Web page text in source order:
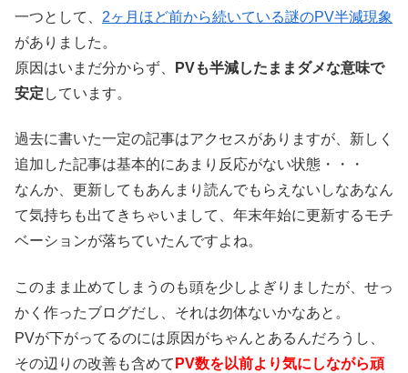
一つとして、 2ヶ月ほど前から続いている謎のPV半減現象
がありました。
原因はいまだ分からず、
PVも半減したままダメな意味で
安定 しています。
過去に書いた一定の記事はアクセスがありますが、新しく
追加した記事は基本的にあまり反応がない状態・・・
なんか、更新してもあんまり読んでもらえないしなあなん
て気持ちも出てきちゃいまして、年末年始に更新するモチ
ベーションが落ちていたんですよね。
このまま止めてしまうのも頭を少しよぎりましたが、せっ
かく作ったブログだし、それは勿体ないかなあと。
PVが下がってるのには原因がちゃんとあるんだろうし、
その辺りの改善も含めて PV数を以前より気にしながら頑